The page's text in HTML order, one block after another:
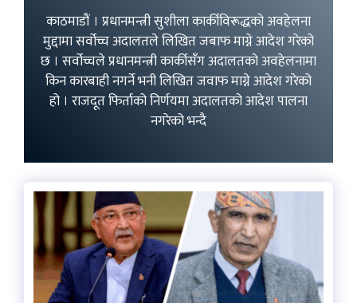
काठमाडौं । प्रधानमन्त्री सुशीला कार्कीविरूद्धको अवहेलना
मुद्दामा सर्वोच्च अदालतले लिखित जबाफ माग्ने आदेश गरेको
छ । सर्वोच्चले प्रधानमन्त्री कार्कीसँग अदालतको अवहेलनामा
किन कारबाही नगर्ने भनी लिखित जवाफ माग्ने आदेश गरेको
हो । राजदूत फिर्ताको निर्णयमा अदालतको आदेश पालना
नगरेको भन्दै